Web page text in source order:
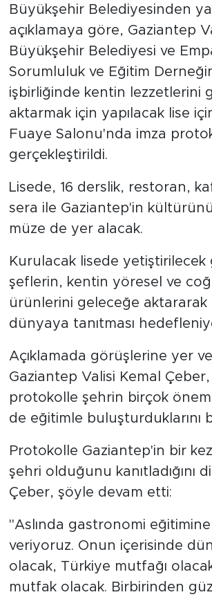
Büyükşehir Belediyesinden
açıklamaya göre, Gaziantep
Büyükşehir Belediyesi ve
Sorumluluk ve Eğitim
işbirliğinde kentin lezzetlerini
aktarmak için yapılacak lise
Fuaye Salonu'nda imza
gerçekleştirildi.
Lisede, 16 derslik, restoran,
sera ile Gaziantep'in
müze de yer alacak.
Kurulacak lisede yetiştirilecek
şeflerin, kentin yöresel ve
ürünlerini geleceğe aktararak
dünyaya tanıtması
Açıklamada görüşlerine yer
Gaziantep Valisi Kemal
protokolle şehrin birçok
de eğitimle buluşturduklarını
Protokolle Gaziantep'in bir
şehri olduğunu kanıtladığını
Çeber, şöyle devam etti:
"Aslında gastronomi
veriyoruz. Onun içerisinde
olacak, Türkiye mutfağı
mutfak olacak. Birbirinden